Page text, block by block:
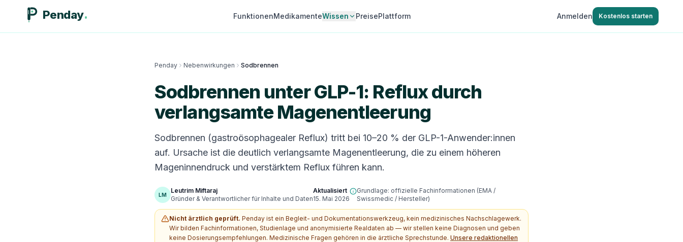
Penday FunktionenMedikamenteWissen PreisePlattform Anmelden Kostenlos starten
Penday Nebenwirkungen Sodbrennen
Sodbrennen unter GLP-1: Reflux durch
verlangsamte Magenentleerung
Sodbrennen (gastroösophagealer Reflux) tritt bei 10–20 % der GLP-1-Anwender:innen
auf. Ursache ist die deutlich verlangsamte Magenentleerung, die zu einem höheren
Mageninnendruck und verstärktem Reflux führen kann.
LM
Leutrim Miftaraj
Gründer & Verantwortlicher für Inhalte und Daten
Aktualisiert
15. Mai 2026
Grundlage: offizielle Fachinformationen (EMA /
Swissmedic / Hersteller)
Nicht ärztlich geprüft. Penday ist ein Begleit- und Dokumentationswerkzeug, kein medizinisches Nachschlagewerk.
Wir bilden Fachinformationen, Studienlage und anonymisierte Realdaten ab — wir stellen keine Diagnosen und geben
keine Dosierungsempfehlungen. Medizinische Fragen gehören in die ärztliche Sprechstunde. Unsere redaktionellen